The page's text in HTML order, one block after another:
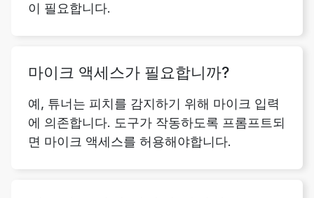
이 필요합니다.
마이크 액세스가 필요합니까?
예, 튜너는 피치를 감지하기 위해 마이크 입력
에 의존합니다. 도구가 작동하도록 프롬프트되
면 마이크 액세스를 허용해야합니다.